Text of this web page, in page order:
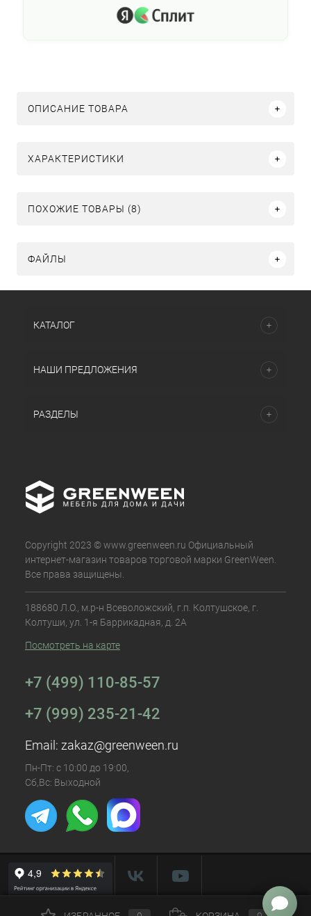
ОПИСАНИЕ ТОВАРА
ХАРАКТЕРИСТИКИ
ПОХОЖИЕ ТОВАРЫ (8)
ФАЙЛЫ
КАТАЛОГ
НАШИ ПРЕДЛОЖЕНИЯ
РАЗДЕЛЫ
Copyright 2023 © www.greenween.ru Официальный
интернет-магазин товаров торговой марки GreenWeen.
Все права защищены.
188680 Л.О., м.р-н Всеволожский, г.п. Колтушское, г.
Колтуши, ул. 1-я Баррикадная, д. 2А
Посмотреть на карте
+7 (499) 110-85-57
+7 (999) 235-21-42
Email: zakaz@greenween.ru
Пн-Пт: с 10:00 до 19:00,
Сб,Вс: Выходной